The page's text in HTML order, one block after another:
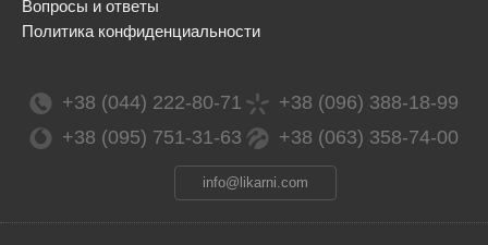
Вопросы и ответы
Политика конфиденциальности
+38 (044) 222-80-71
+38 (096) 388-18-99
+38 (095) 751-31-63
+38 (063) 358-74-00
info@likarni.com